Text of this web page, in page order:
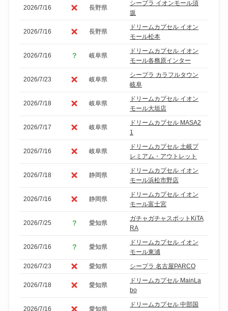
2026/7/16 長野県
シープラ イオンモール須
坂
2026/7/16 長野県
ドリームカプセル イオン
モール松本
2026/7/16 岐阜県
ドリームカプセル イオン
モール各務原インター
2026/7/23 岐阜県
シープラ カラフルタウン
岐阜
2026/7/18 岐阜県
ドリームカプセル イオン
モール大垣店
2026/7/17 岐阜県
ドリームカプセル MASA2
1
2026/7/16 岐阜県
ドリームカプセル 土岐プ
レミアム・アウトレット
2026/7/18 静岡県
ドリームカプセル イオン
モール浜松市野店
2026/7/16 静岡県
ドリームカプセル イオン
モール富士宮
2026/7/25 愛知県
ガチャガチャスポットKiTA
RA
2026/7/16 愛知県
ドリームカプセル イオン
モール東浦
2026/7/23
愛知県 シープラ 名古屋PARCO
2026/7/18 愛知県
ドリームカプセル MainLa
bo
2026/7/16 愛知県
ドリームカプセル 中部国